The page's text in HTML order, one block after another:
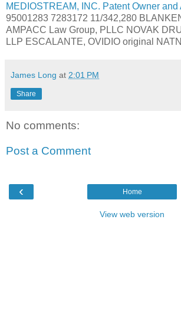
MEDIOSTREAM, INC. Patent Owner and
95001283 7283172 11/342,280
AMPACC Law Group, PLLC NOVAK
LLP ESCALANTE, OVIDIO original
James Long at 2:01 PM
Share
No comments:
Post a Comment
‹ Home
View web version